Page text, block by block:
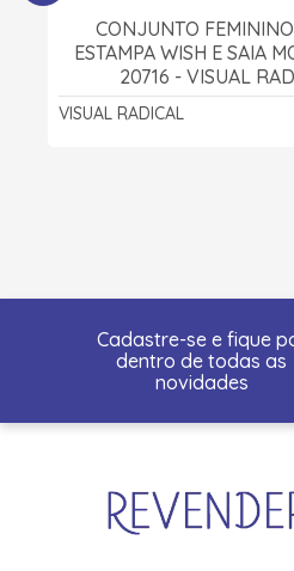
CONJUNTO
ESTAMPA WISH E SAIA
20716 - VISUAL
VISUAL RADICAL
Cadastre-se e fique
dentro de todas as
novidades